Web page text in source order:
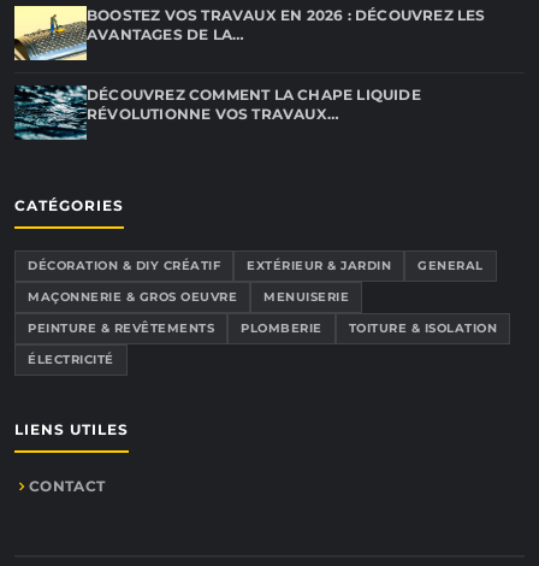
BOOSTEZ VOS TRAVAUX EN 2026 : DÉCOUVREZ LES
AVANTAGES DE LA…
DÉCOUVREZ COMMENT LA CHAPE LIQUIDE
RÉVOLUTIONNE VOS TRAVAUX…
CATÉGORIES
DÉCORATION & DIY CRÉATIF EXTÉRIEUR & JARDIN
GENERAL
MAÇONNERIE & GROS OEUVRE
MENUISERIE
PEINTURE & REVÊTEMENTS
PLOMBERIE
TOITURE & ISOLATION
ÉLECTRICITÉ
LIENS UTILES
CONTACT